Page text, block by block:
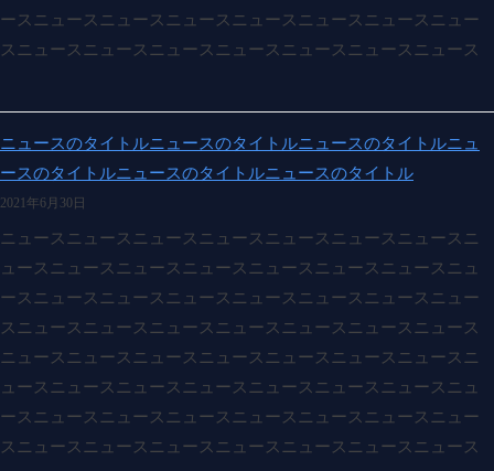
ースニュースニュースニュースニュースニュースニュースニュー
スニュースニュースニュースニュースニュースニュースニュース
ニュースのタイトルニュースのタイトルニュースのタイトルニュ
ースのタイトルニュースのタイトルニュースのタイトル
2021年6月30日
ニュースニュースニュースニュースニュースニュースニュースニ
ュースニュースニュースニュースニュースニュースニュースニュ
ースニュースニュースニュースニュースニュースニュースニュー
スニュースニュースニュースニュースニュースニュースニュース
ニュースニュースニュースニュースニュースニュースニュースニ
ュースニュースニュースニュースニュースニュースニュースニュ
ースニュースニュースニュースニュースニュースニュースニュー
スニュースニュースニュースニュースニュースニュースニュース